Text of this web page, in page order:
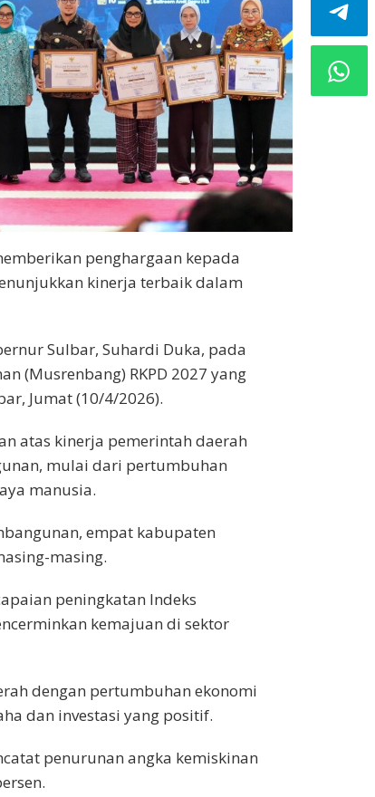
penghargaan kepada
kinerja terbaik dalam
Sulbar, Suhardi Duka, pada
(Musrenbang) RKPD 2027 yang
Jumat (10/4/2026).
atas kinerja pemerintah daerah
mulai dari pertumbuhan
manusia.
empat kabupaten
masing.
peningkatan Indeks
kemajuan di sektor
dengan pertumbuhan ekonomi
dan investasi yang positif.
penurunan angka kemiskinan